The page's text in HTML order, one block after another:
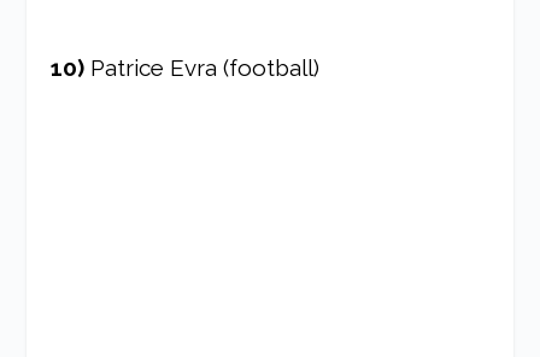
10) Patrice Evra (football)